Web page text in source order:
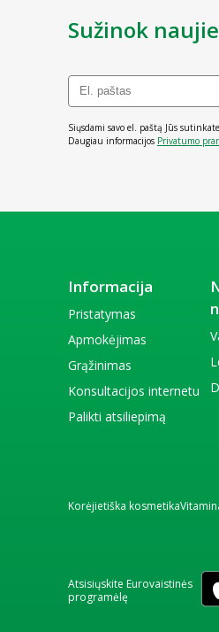
Sužinok
Siųsdami savo el. paštą Jūs
Daugiau informacijos Privatumo
Informacija
Pristatymas
Apmokėjimas
Grąžinimas
Konsultacijos internetu
Palikti atsiliepimą
Korėjietiška kosmetika
Atsisiųskite Eurovaistinės
programėlę